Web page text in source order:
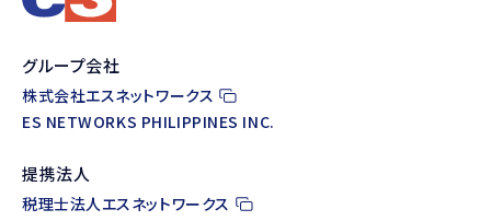
グループ会社
株式会社エスネットワークス
ES NETWORKS PHILIPPINES INC.
提携法人
税理士法人エスネットワークス